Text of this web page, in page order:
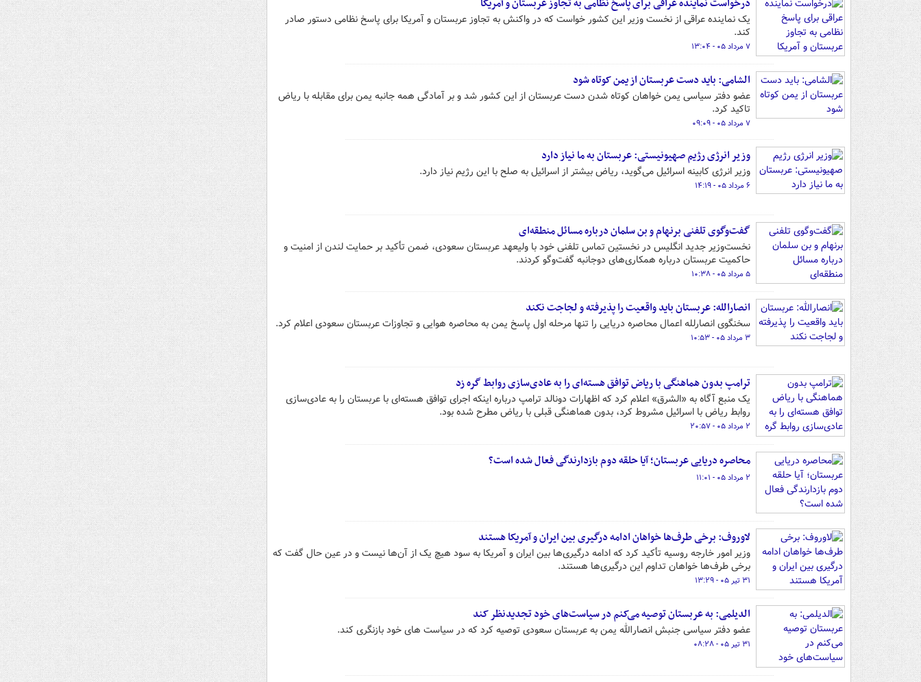
یک نماینده عراقی از نخست وزیر این کشور خواست که در واکنش به تجاوز عربستان و آمریکا برای پاسخ نظامی دستور صادر
کند.
۷ مرداد ۰۵ - ۱۳:۰۴
الشامی: باید دست عربستان از یمن کوتاه شود
عضو دفتر سیاسی یمن خواهان کوتاه شدن دست عربستان از این کشور شد و بر آمادگی همه جانبه یمن برای مقابله با ریاض
تاکید کرد.
۷ مرداد ۰۵ - ۰۹:۰۹
وزیر انرژی رژیم صهیونیستی: عربستان به ما نیاز دارد
وزیر انرژی کابینه اسرائیل می‌گوید، ریاض بیشتر از اسرائیل به صلح با این رژیم نیاز دارد.
۶ مرداد ۰۵ - ۱۴:۱۹
گفت‌وگوی تلفنی برنهام و بن‌ سلمان درباره مسائل منطقه‌ای
نخست‌وزیر جدید انگلیس در نخستین تماس تلفنی خود با ولیعهد عربستان سعودی، ضمن تأکید بر حمایت لندن از امنیت و
حاکمیت عربستان درباره همکاری‌های دوجانبه گفت‌وگو کردند.
۵ مرداد ۰۵ - ۱۰:۳۸
انصارالله: عربستان باید واقعیت را پذیرفته و لجاجت نکند
سخنگوی انصارلله اعمال محاصره دریایی را تنها مرحله اول پاسخ یمن به محاصره هوایی و تجاوزات عربستان سعودی اعلام کرد.
۳ مرداد ۰۵ - ۱۰:۵۳
ترامپ بدون هماهنگی با ریاض توافق هسته‌ای را به عادی‌سازی روابط گره زد
یک منبع آگاه به «الشرق» اعلام کرد که اظهارات دونالد ترامپ درباره اینکه اجرای توافق هسته‌ای با عربستان را به عادی‌سازی
روابط ریاض با اسرائیل مشروط کرد، بدون هماهنگی قبلی با ریاض مطرح شده بود.
۲ مرداد ۰۵ - ۲۰:۵۷
محاصره دریایی عربستان؛ آیا حلقه دوم بازدارندگی فعال شده است؟
۲ مرداد ۰۵ - ۱۱:۰۱
لاوروف: برخی طرف‌ها خواهان ادامه درگیری بین ایران و آمریکا هستند
وزیر امور خارجه روسیه تأکید کرد که ادامه درگیری‌ها بین ایران و آمریکا به سود هیچ‌ یک از آن‌ها نیست و در عین حال گفت که
برخی طرف‌ها خواهان تداوم این درگیری‌ها هستند.
۳۱ تیر ۰۵ - ۱۳:۲۹
الدیلمی: به عربستان توصیه می‌کنم در سیاست‌های خود تجدیدنظر کند
عضو دفتر سیاسی جنبش انصارالله یمن به عربستان سعودی توصیه کرد که در سیاست های خود بازنگری کند.
۳۱ تیر ۰۵ - ۰۸:۲۸